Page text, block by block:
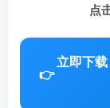
点
👉
立即下